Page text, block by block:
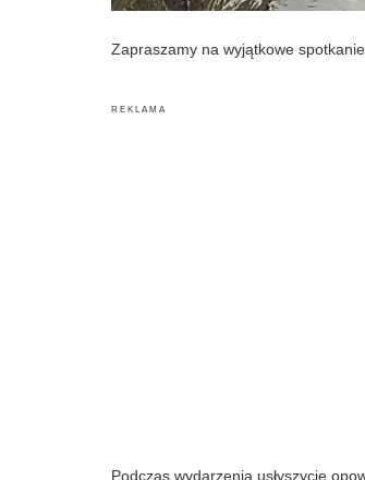
Zapraszamy na wyjątkowe
R E K L A M A
Podczas wydarzenia usłyszycie